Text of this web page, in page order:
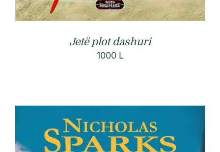
Jetë plot dashuri
1000 L